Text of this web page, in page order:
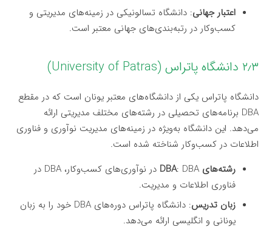
اعتبار جهانی: دانشگاه تسالونیکی در زمینه‌های مدیریتی و
کسب‌وکار در رتبه‌بندی‌های جهانی معتبر است.
۲٫۳ دانشگاه پاتراس (University of Patras)
دانشگاه پاتراس یکی از دانشگاه‌های معتبر یونان است که در مقطع
DBA برنامه‌های تحصیلی در رشته‌های مختلف مدیریتی ارائه
می‌دهد. این دانشگاه به‌ویژه در زمینه‌های مدیریت نوآوری و فناوری
اطلاعات در کسب‌وکار شناخته شده است.
رشته‌های DBA
: DBA در نوآوری‌های کسب‌وکار، DBA در
فناوری اطلاعات و مدیریت.
زبان تدریس
: دانشگاه پاتراس دوره‌های DBA خود را به زبان
یونانی و انگلیسی ارائه می‌دهد.